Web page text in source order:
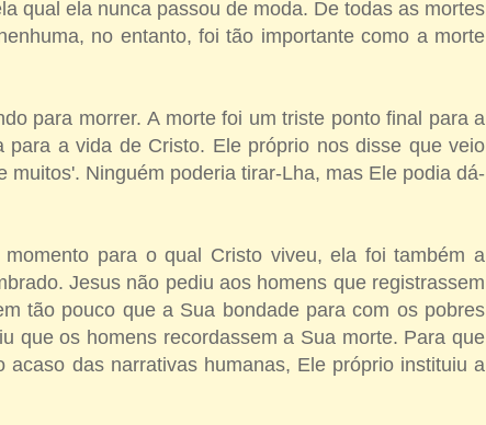
qual ela nunca passou de moda. De todas as mortes
no entanto, foi tão importante como a morte
para morrer. A morte foi um triste ponto final para a
a vida de Cristo. Ele próprio nos disse que veio
muitos'. Ninguém poderia tirar-Lha, mas Ele podia dá-
para o qual Cristo viveu, ela foi também a
Jesus não pediu aos homens que registrassem
tão pouco que a Sua bondade para com os pobres
que os homens recordassem a Sua morte. Para que
das narrativas humanas, Ele próprio instituiu a